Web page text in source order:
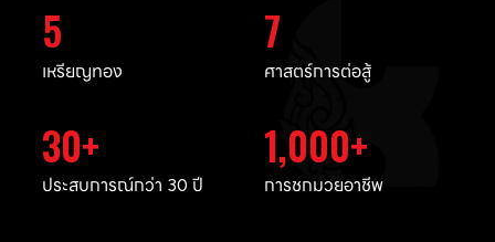
5
เหรียญทอง
7
ศาสตร์การต่อสู้
30
ประสบการณ์กว่า 30 ปี
1,000
การชกมวยอาชีพ